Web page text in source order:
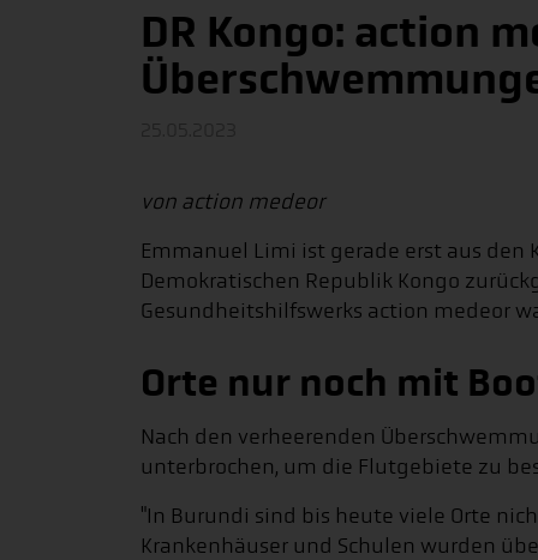
DR Kongo: action
von action medeor
Emmanuel Limi ist gerade erst aus
Demokratischen Republik Kongo
Gesundheitshilfswerks action medeor
Orte nur noch mit
Nach den verheerenden
unterbrochen, um die Flutgebiete zu
"In Burundi sind bis heute viele Orte
Krankenhäuser und Schulen wurden